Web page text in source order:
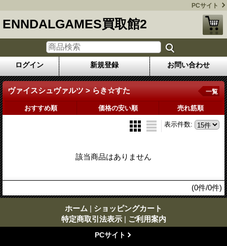
PCサイト
ENNDALGAMES買取館2
ログイン 新規登録 お問い合わせ
ヴァイスシュヴァルツ > らき☆すた 一覧
おすすめ順 価格の安い順 売れ筋順
表示件数:
該当商品はありません
(0件/0件)
ホーム | ショッピングカート
特定商取引法表示 | ご利用案内
PCサイト